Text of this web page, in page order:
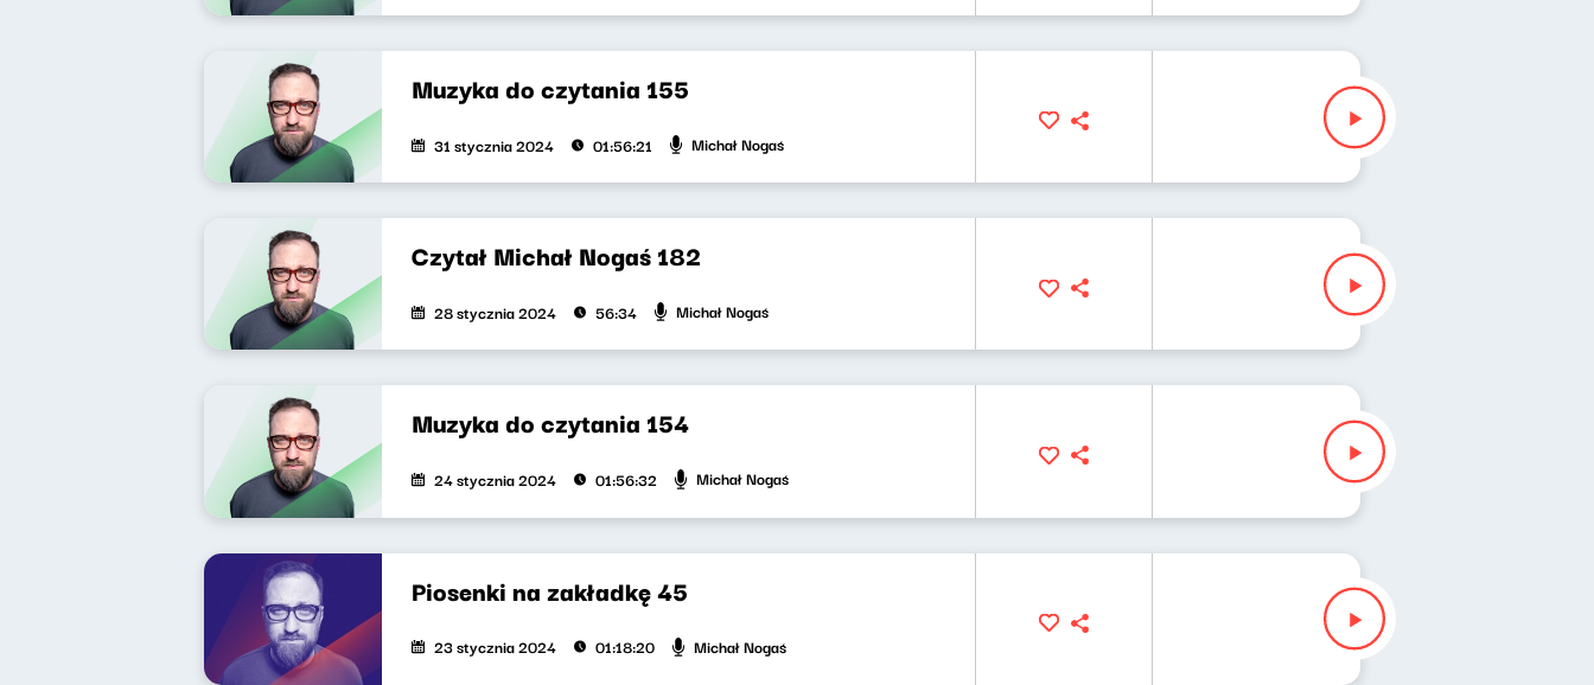
Muzyka do czytania 155
31 stycznia 2024 01:56:21 Michał Nogaś
Czytał Michał Nogaś 182
28 stycznia 2024 56:34 Michał Nogaś
Muzyka do czytania 154
24 stycznia 2024 01:56:32 Michał Nogaś
Piosenki na zakładkę 45
23 stycznia 2024 01:18:20 Michał Nogaś